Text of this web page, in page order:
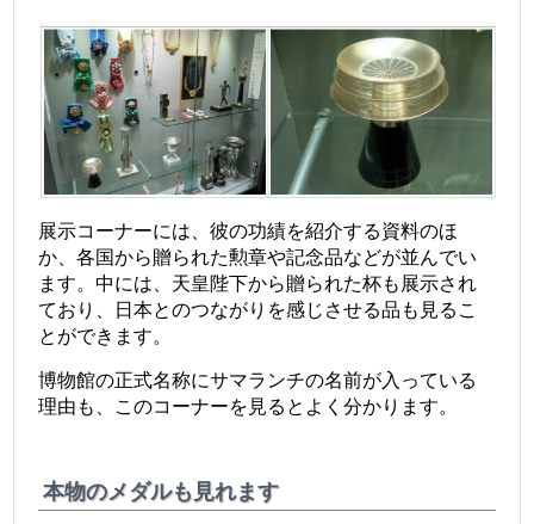
展示コーナーには、彼の功績を紹介する資料のほ
か、各国から贈られた勲章や記念品などが並んでい
ます。中には、天皇陛下から贈られた杯も展示され
ており、日本とのつながりを感じさせる品も見るこ
とができます。
博物館の正式名称にサマランチの名前が入っている
理由も、このコーナーを見るとよく分かります。
本物のメダルも見れます